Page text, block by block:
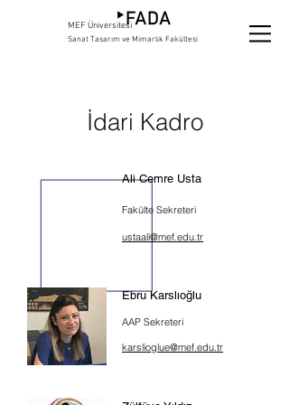
MEF Üniversitesi
Sanat Tasarım ve Mimarlık Fakültesi
İdari Kadro
Ali Cemre Usta
Fakülte Sekreteri
ustaali@mef.edu.tr
Ebru Karslıoğlu
AAP Sekreteri
karslioglue@mef.edu.tr